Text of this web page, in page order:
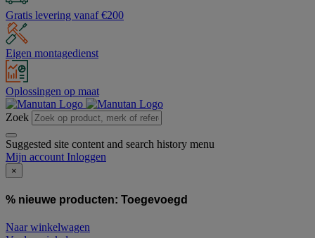
Gratis levering vanaf €200
Eigen montagedienst
Oplossingen op maat
Zoek
Suggested site content and search history menu
Mijn account Inloggen
×
% nieuwe producten: Toegevoegd
Naar winkelwagen